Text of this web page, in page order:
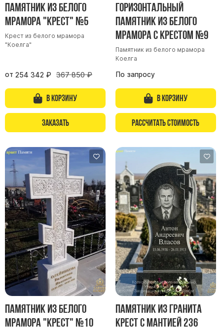
Памятник из белого
мрамора "Крест" №5
Крест из белого мрамора
"Коелга"
от 254 342 ₽ 367 850 ₽
В корзину
Заказать
Горизонтальный
памятник из белого
мрамора с крестом №9
Памятник из белого мрамора
Коелга
По запросу
В корзину
Рассчитать стоимость
Памятник из белого
мрамора "Крест" №10
Памятник из гранита
Крест с мантией 236